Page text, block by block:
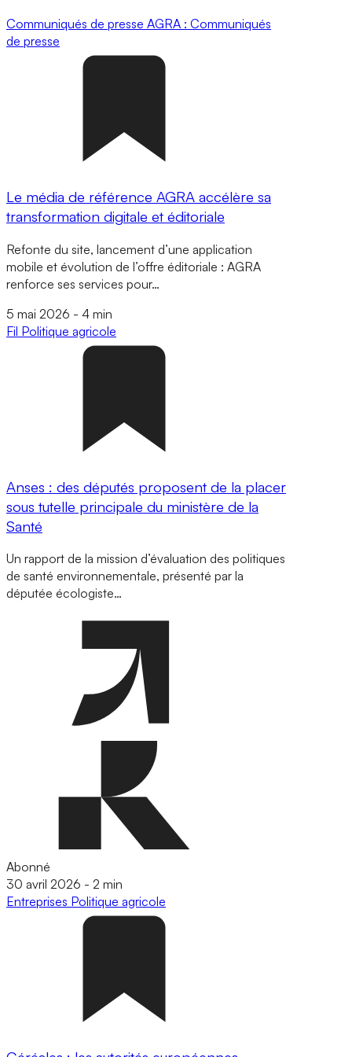
Communiqués de presse AGRA : Communiqués
de presse
Le média de référence AGRA accélère sa
transformation digitale et éditoriale
Refonte du site, lancement d’une application
mobile et évolution de l’offre éditoriale : AGRA
renforce ses services pour…
5 mai 2026 - 4 min
Fil Politique agricole
Anses : des députés proposent de la placer
sous tutelle principale du ministère de la
Santé
Un rapport de la mission d’évaluation des politiques
de santé environnementale, présenté par la
députée écologiste…
Abonné
30 avril 2026 - 2 min
Entreprises Politique agricole